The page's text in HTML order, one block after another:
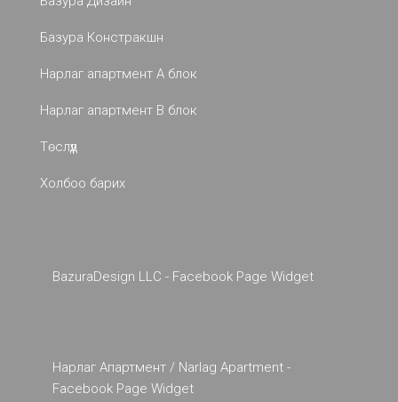
Базура Констракшн
Нарлаг апартмент A блок
Нарлаг апартмент B блок
Төслүүд
Холбоо барих
BazuraDesign LLC - Facebook Page Widget
Нарлаг Апартмент / Narlag Apartment -
Facebook Page Widget